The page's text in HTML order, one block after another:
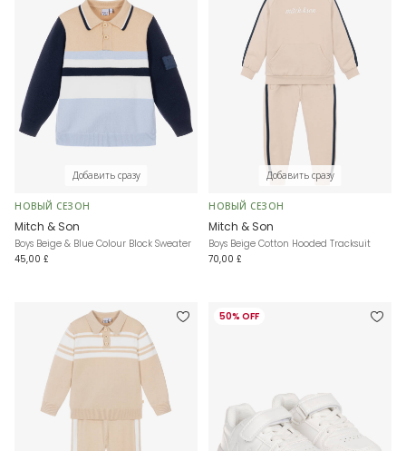
Добавить сразу
НОВЫЙ СЕЗОН
Mitch & Son
Boys Beige & Blue Colour Block Sweater
45,00 £
Добавить сразу
НОВЫЙ СЕЗОН
Mitch & Son
Boys Beige Cotton Hooded Tracksuit
70,00 £
50% OFF